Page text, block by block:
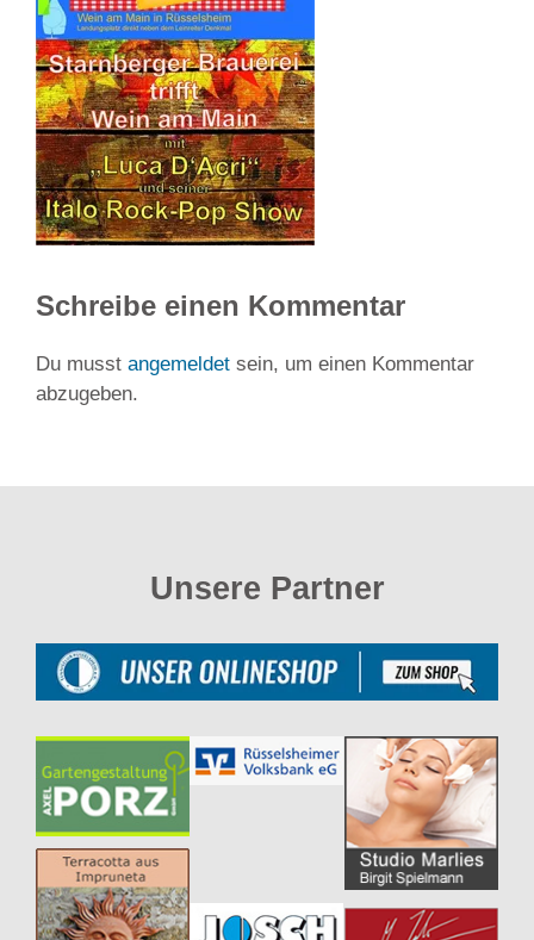
Schreibe einen Kommentar
Du musst angemeldet sein, um einen Kommentar
abzugeben.
Unsere Partner